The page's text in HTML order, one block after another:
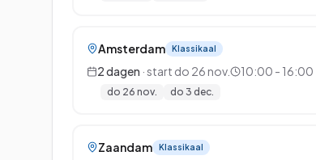
Amsterdam Klassikaal
2dagen · start do 26 nov. 10:00 - 16:00
do 26 nov. do 3 dec.
Zaandam Klassikaal